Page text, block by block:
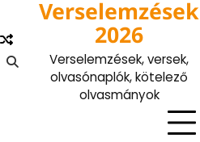
content
Verselemzések
2026
Verselemzések, versek,
olvasónaplók, kötelező
olvasmányok